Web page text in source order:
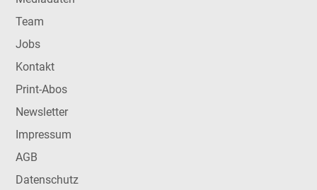
Team
Jobs
Kontakt
Print-Abos
Newsletter
Impressum
AGB
Datenschutz